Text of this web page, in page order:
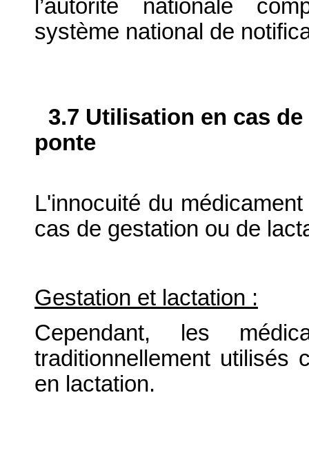
l’autorité nationale
système national de
3.7 Utilisation en cas
ponte
L'innocuité du
cas de gestation ou de
Gestation et lactation :
Cependant, les
traditionnellement utilisés
en lactation.